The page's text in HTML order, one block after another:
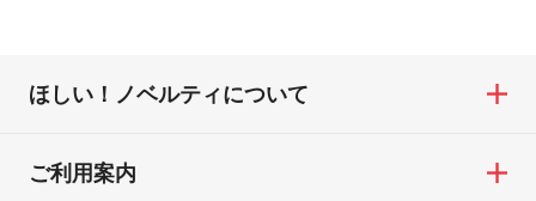
ほしい！ノベルティについて
ご利用案内